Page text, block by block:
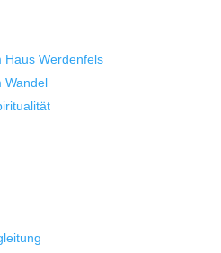
Haus Werdenfels
Wandel